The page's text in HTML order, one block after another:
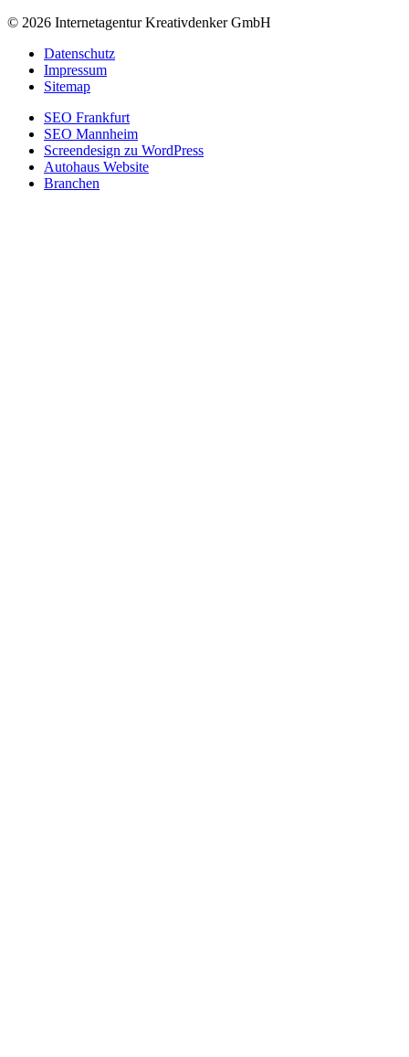
© 2026 Internetagentur Kreativdenker GmbH
Datenschutz
Impressum
Sitemap
SEO Frankfurt
SEO Mannheim
Screendesign zu WordPress
Autohaus Website
Branchen